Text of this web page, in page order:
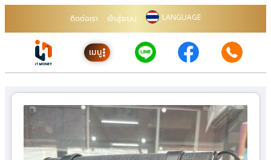
ติดต่อเรา เข้าสู่ระบบ LANGUAGE
เมนู